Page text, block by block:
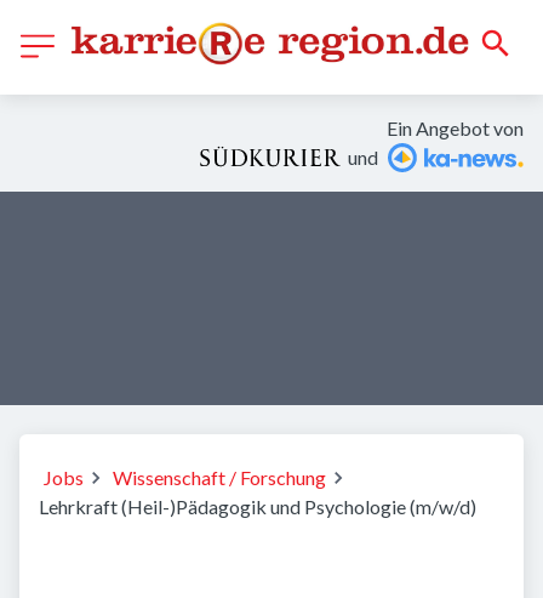
Ein Angebot von
und
Jobs
Wissenschaft / Forschung
Lehrkraft (Heil-)Pädagogik und Psychologie (m/w/d)